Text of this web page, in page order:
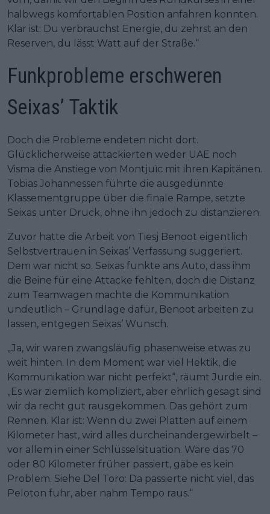
halbwegs komfortablen Position anfahren konnten.
Klar ist: Du verbrauchst Energie, du zehrst an den
Reserven, du lässt Watt auf der Straße.“
Funkprobleme erschweren
Seixas’ Taktik
Doch die Probleme endeten nicht dort.
Glücklicherweise attackierten weder UAE noch
Visma die Anstiege von Montjuïc mit ihren Kapitänen.
Tobias Johannessen führte die ausgedünnte
Klassementgruppe über die finale Rampe, setzte
Seixas unter Druck, ohne ihn jedoch zu distanzieren.
Zuvor hatte die Arbeit von Tiesj Benoot eigentlich
Selbstvertrauen in Seixas’ Verfassung suggeriert.
Dem war nicht so. Seixas funkte ans Auto, dass ihm
die Beine für eine Attacke fehlten, doch die Distanz
zum Teamwagen machte die Kommunikation
undeutlich – Grundlage dafür, Benoot arbeiten zu
lassen, entgegen Seixas’ Wunsch.
„Ja, wir waren zwangsläufig phasenweise etwas zu
weit hinten. In dem Moment war viel Hektik, die
Kommunikation war nicht perfekt“, räumt Jurdie ein.
„Es war ziemlich kompliziert, aber ehrlich gesagt sind
wir da recht gut rausgekommen. Das gehört zum
Rennen. Klar ist: Wenn du zwei Platten auf einem
Kilometer hast, wird alles durcheinandergewirbelt –
vor allem in einer Schlüsselsituation. Wäre das 70
oder 80 Kilometer früher passiert, gäbe es kein
Problem. Siehe Del Toro: Da passierte nicht viel, das
Peloton fuhr, aber nahm Tempo raus.“